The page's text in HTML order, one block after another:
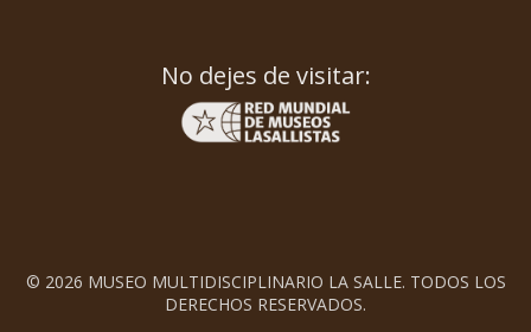
No dejes de visitar:
© 2026 MUSEO MULTIDISCIPLINARIO LA SALLE. TODOS LOS
DERECHOS RESERVADOS.